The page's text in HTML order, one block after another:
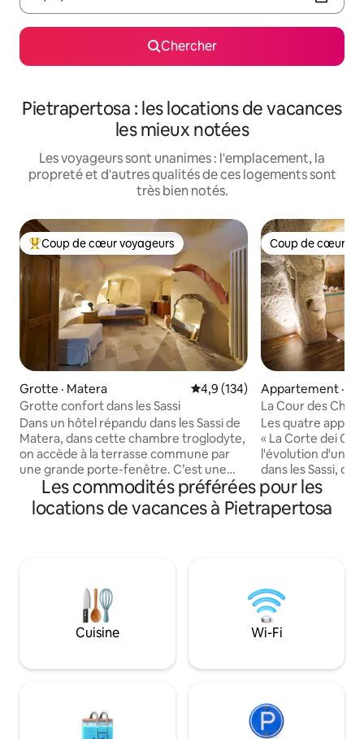
Chercher
Pietrapertosa : les locations de vacances
les mieux notées
Les voyageurs sont unanimes : l'emplacement, la
propreté et d'autres qualités de ces logements sont
très bien notés.
Coup de cœur voyageurs parmi les plus aimés
Coup de cœur voyageurs
Grotte · Matera Note moyenne de 4,9 sur 5,
4,9 (134)
Grotte confort dans les Sassi
Dans un hôtel répandu dans les Sassi de
Matera, dans cette chambre troglodyte,
on accède à la terrasse commune par
une grande porte-fenêtre. C’est une
alcôve entièrement creusée dans le tuf.
Extrêmement accueillante même pour
la conformation, creusée et arrondie,
climatisation, d’une télévision, d’un
minibar et d’une connexion Wi-Fi
gratuite. Le coût de la grotte comprend
un petit déjeuner buffet copieux et
Coup de cœur
Coup de cœur
Appartement ·
La Cour des
Trombettiere,
Les quatre
« La Corte dei
l'évolution d'un
dans les Sassi,
restauration
jusqu'à présent
reconnaissable.
avec goût. La
le nom des «
Santissima della
historique et
Les commodités préférées pour les
locations de vacances à Pietrapertosa
Cuisine Wi-Fi